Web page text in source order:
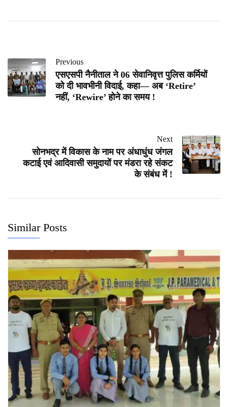
Previous
एसएसपी नैनीताल ने 06 सेवानिवृत्त पुलिस कर्मियों
को दी भावभीनी विदाई, कहा— अब ‘Retire’
नहीं, ‘Rewire’ होने का समय !
Next
सोनभद्र में विकास के नाम पर अंधाधुंध जंगल
कटाई एवं आदिवासी समुदायों पर मंडरा रहे संकट
के संबंध में !
Similar Posts